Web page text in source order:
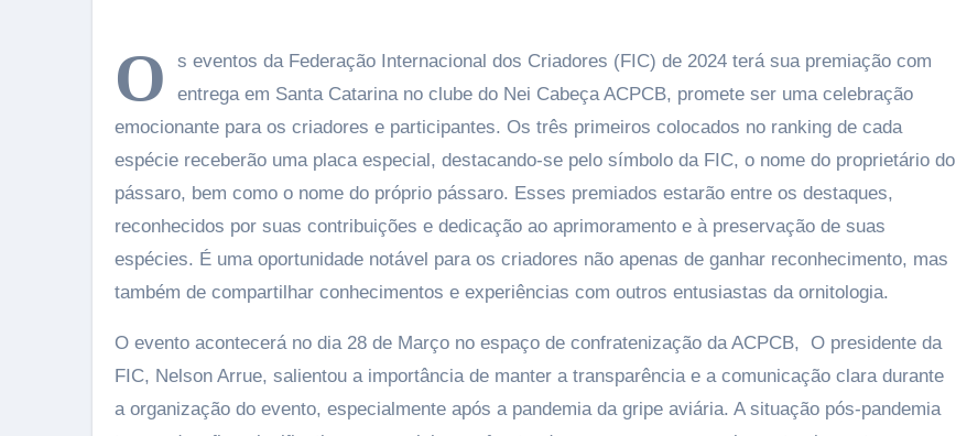
O
s eventos da Federação Internacional dos Criadores (FIC) de 2024 terá sua premiação com
entrega em Santa Catarina no clube do Nei Cabeça ACPCB, promete ser uma celebração
emocionante para os criadores e participantes. Os três primeiros colocados no ranking de cada
espécie receberão uma placa especial, destacando-se pelo símbolo da FIC, o nome do proprietário do
pássaro, bem como o nome do próprio pássaro. Esses premiados estarão entre os destaques,
reconhecidos por suas contribuições e dedicação ao aprimoramento e à preservação de suas
espécies. É uma oportunidade notável para os criadores não apenas de ganhar reconhecimento, mas
também de compartilhar conhecimentos e experiências com outros entusiastas da ornitologia.
O evento acontecerá no dia 28 de Março no espaço de confratenização da ACPCB, O presidente da
FIC, Nelson Arrue, salientou a importância de manter a transparência e a comunicação clara durante
a organização do evento, especialmente após a pandemia da gripe aviária. A situação pós-pandemia